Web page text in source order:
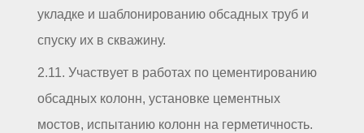
укладке и шаблонированию обсадных труб и
спуску их в скважину.
2.11. Участвует в работах по цементированию
обсадных колонн, установке цементных
мостов, испытанию колонн на герметичность.